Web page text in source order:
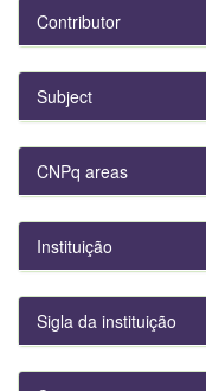
Contributor
Subject
CNPq areas
Instituição
Sigla da instituição